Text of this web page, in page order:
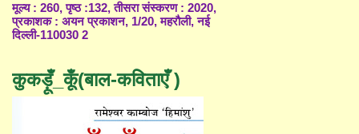
मूल्य : 260, पृष्ठ :132, तीसरा संस्करण : 2020,
प्रकाशक : अयन प्रकाशन, 1/20, महरौली, नई
दिल्ली-110030 2
कुकड़ूँ_कूँ(बाल-कविताएँ )